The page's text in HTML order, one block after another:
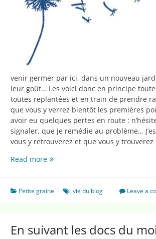
venir germer par ici, dans un nouveau
leur goût… Les voici donc en principe
toutes replantées et en train de prendre
que vous y verrez bientôt les premières
avoir eu quelques pertes en route :
signaler, que je remédie au problème…
vous y retrouverez et que vous y
Read moreMon
(euh,
blog…)
Petite graine vie du blog Leave a
En suivant les docs du